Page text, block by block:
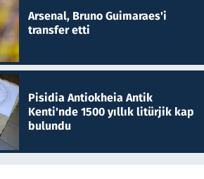
Arsenal, Bruno Guimaraes'i
transfer etti
Pisidia Antiokheia Antik
Kenti'nde 1500 yıllık litürjik kap
bulundu